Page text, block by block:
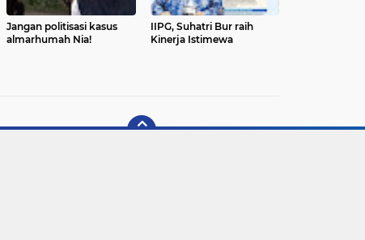
Jangan politisasi kasus
almarhumah Nia!
IIPG, Suhatri Bur raih
Kinerja Istimewa